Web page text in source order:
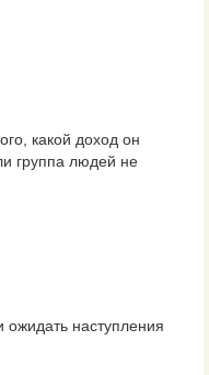
какой доход он
группа людей не
наступления